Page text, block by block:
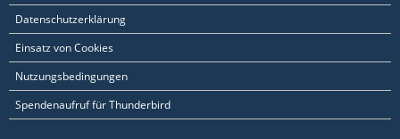
Datenschutzerklärung
Einsatz von Cookies
Nutzungsbedingungen
Spendenaufruf für Thunderbird